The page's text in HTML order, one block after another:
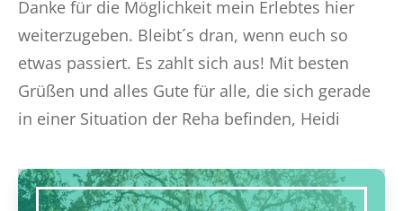
Danke für die Möglichkeit mein Erlebtes hier
weiterzugeben. Bleibt´s dran, wenn euch so
etwas passiert. Es zahlt sich aus! Mit besten
Grüßen und alles Gute für alle, die sich gerade
in einer Situation der Reha befinden, Heidi